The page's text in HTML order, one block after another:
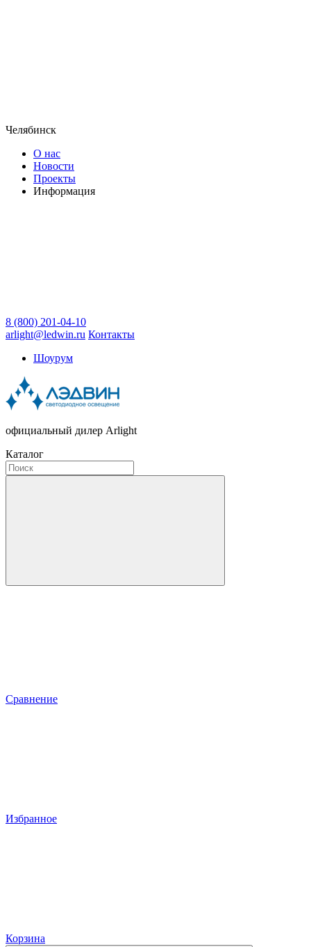
Челябинск
О нас
Новости
Проекты
Информация
8 (800) 201-04-10
arlight@ledwin.ru Контакты
Шоурум
официальный дилер Arlight
Каталог
Сравнение
Избранное
Корзина